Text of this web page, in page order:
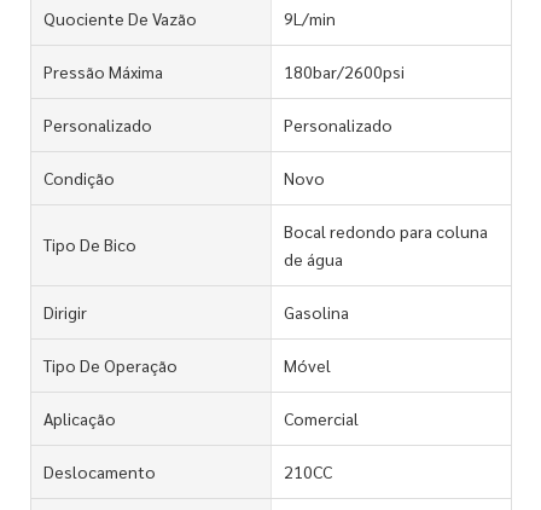
Quociente De Vazão 9L/min
Pressão Máxima 180bar/2600psi
Personalizado Personalizado
Condição Novo
Tipo De Bico
Bocal redondo para coluna
de água
Dirigir Gasolina
Tipo De Operação Móvel
Aplicação Comercial
Deslocamento 210CC